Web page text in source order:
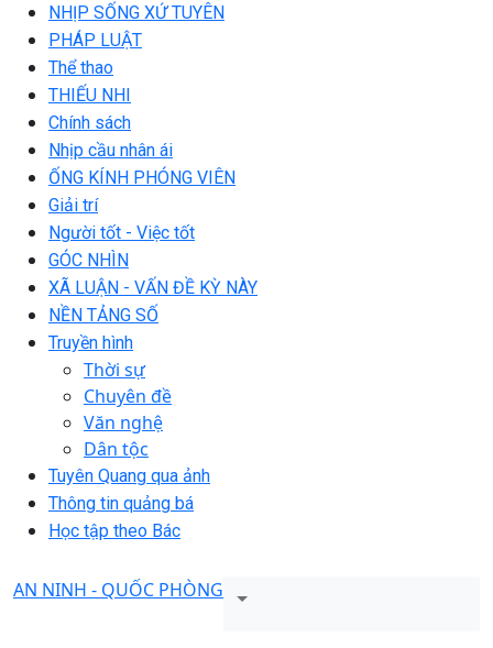
NHỊP SỐNG XỨ TUYÊN
PHÁP LUẬT
Thể thao
THIẾU NHI
Chính sách
Nhịp cầu nhân ái
ỐNG KÍNH PHÓNG VIÊN
Giải trí
Người tốt - Việc tốt
GÓC NHÌN
XÃ LUẬN - VẤN ĐỀ KỲ NÀY
NỀN TẢNG SỐ
Truyền hình
Thời sự
Chuyên đề
Văn nghệ
Dân tộc
Tuyên Quang qua ảnh
Thông tin quảng bá
Học tập theo Bác
AN NINH - QUỐC PHÒNG